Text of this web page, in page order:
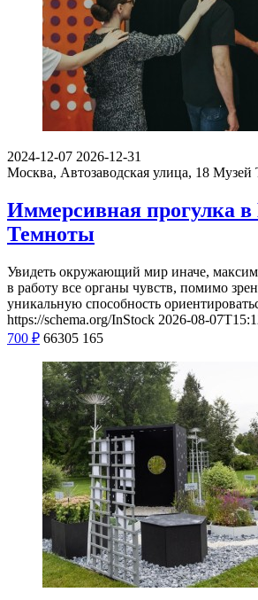
2024-12-07 2026-12-31
Москва, Автозаводская улица, 18 Музей
Иммерсивная прогулка в
Темноты
Увидеть окружающий мир иначе,
в работу все органы чувств, помимо
уникальную способность
https://schema.org/InStock 2026-08-
700 ₽ 66305 165